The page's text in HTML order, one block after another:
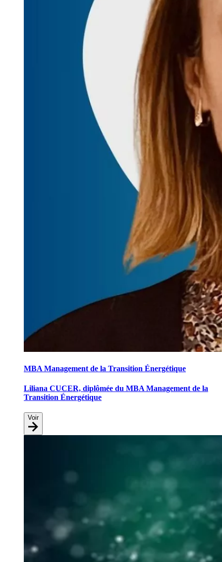
MBA Management de la Transition Énergétique
Liliana CUCER, diplômée du MBA Management de la
Transition Énergétique
Voir